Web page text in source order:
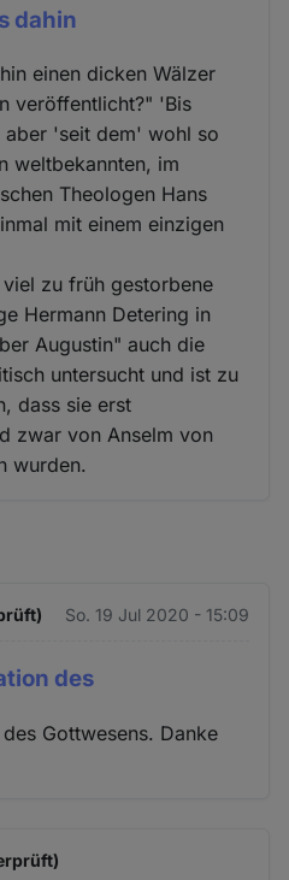
dahin
einen dicken Wälzer
veröffentlicht?" 'Bis
'seit dem' wohl so
weltbekannten, im
Theologen Hans
mit einem einzigen
zu früh gestorbene
Hermann Detering in
Augustin" auch die
untersucht und ist zu
dass sie erst
zwar von Anselm von
wurden.
So. 19 Jul 2020 - 15:09
des
Gottwesens. Danke